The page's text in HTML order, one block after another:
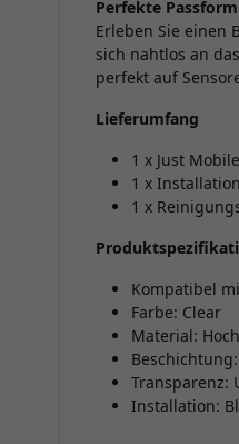
Perfekte Passform
Erleben Sie einen
sich nahtlos an
perfekt auf
Lieferumfang
1 x Just
1 x
1 x
Kompatibel
Farbe: Clear
Material:
Transparenz:
Installation: